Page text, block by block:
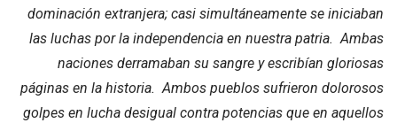
dominación extranjera; casi simultáneamente se iniciaban
las luchas por la independencia en nuestra patria. Ambas
naciones derramaban su sangre y escribían gloriosas
páginas en la historia. Ambos pueblos sufrieron dolorosos
golpes en lucha desigual contra potencias que en aquellos